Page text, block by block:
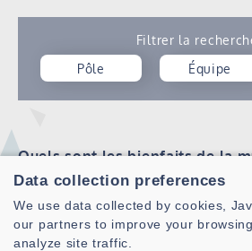
Filtrer la
Pôle
Équipe
Quels sont les bienfaits de la
cerveau ? réponse ci-après de
l'équipe BRAIN
SUPPORT BRAIN
Publié le 11/02/2026
Data collection preferences
We use data collected by cookies,
our partners to improve your
analyze site traffic.